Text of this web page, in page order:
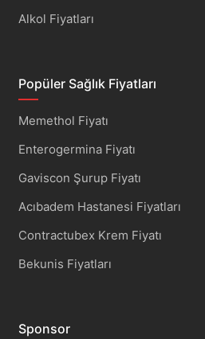
Alkol Fiyatları
Popüler Sağlık Fiyatları
Memethol Fiyatı
Enterogermina Fiyatı
Gaviscon Şurup Fiyatı
Acıbadem Hastanesi Fiyatları
Contractubex Krem Fiyatı
Bekunis Fiyatları
Sponsor